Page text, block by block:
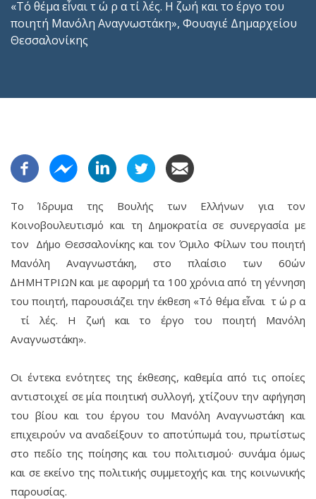
«Τό θέμα εἶναι τ ώ ρ α τί λές. Η ζωή και το έργο του
ποιητή Μανόλη Αναγνωστάκη», Φουαγιέ Δημαρχείου
Θεσσαλονίκης
Το Ίδρυμα της Βουλής των Ελλήνων για τον
Κοινοβουλευτισμό και τη Δημοκρατία σε συνεργασία με
τον Δήμο Θεσσαλονίκης και τον Όμιλο Φίλων του ποιητή
Μανόλη Αναγνωστάκη, στο πλαίσιο των 60ών
∆ΗΜΗΤΡΙΩΝ και με αφορμή τα 100 χρόνια από τη γέννηση
του ποιητή, παρουσιάζει την έκθεση «Τό θέμα εἶναι τ ώ ρ α
τί λές. Η ζωή και το έργο του ποιητή Μανόλη
Αναγνωστάκη».
Οι έντεκα ενότητες της έκθεσης, καθεμία από τις οποίες
αντιστοιχεί σε μία ποιητική συλλογή, χτίζουν την αφήγηση
του βίου και του έργου του Μανόλη Αναγνωστάκη και
επιχειρούν να αναδείξουν το αποτύπωμά του, πρωτίστως
στο πεδίο της ποίησης και του πολιτισμού· συνάμα όμως
και σε εκείνο της πολιτικής συμμετοχής και της κοινωνικής
παρουσίας.